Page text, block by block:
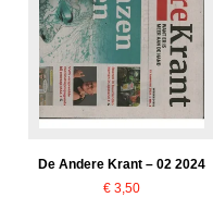
De Andere Krant – 02 2024
€ 3,50